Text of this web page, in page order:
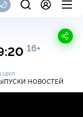
16+
НОВОСТЕЙ